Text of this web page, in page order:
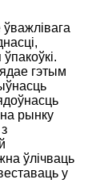
гэтым
на рынку
ўлічваць
у